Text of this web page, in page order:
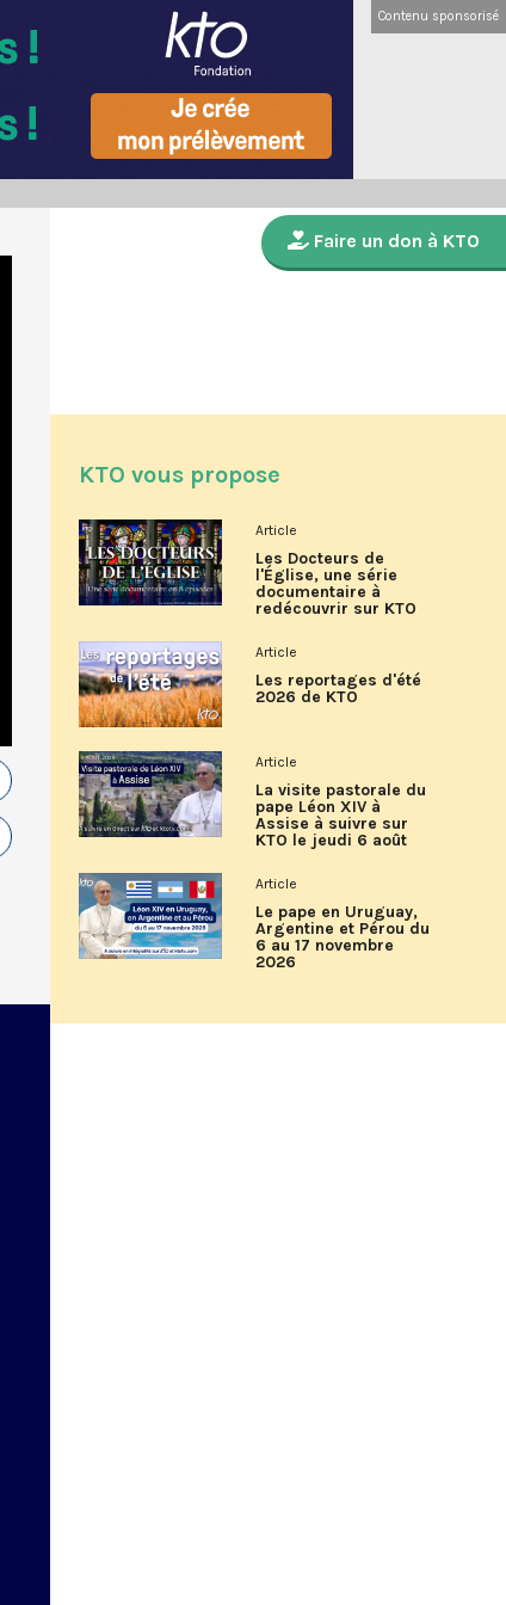
Contenu sponsorisé
Faire un don à KTO
KTO vous propose
Article
Les Docteurs de
l'Église, une série
documentaire à
redécouvrir sur KTO
Article
Les reportages d'été
2026 de KTO
Article
La visite pastorale du
pape Léon XIV à
Assise à suivre sur
KTO le jeudi 6 août
Article
Le pape en Uruguay,
Argentine et Pérou du
6 au 17 novembre
2026